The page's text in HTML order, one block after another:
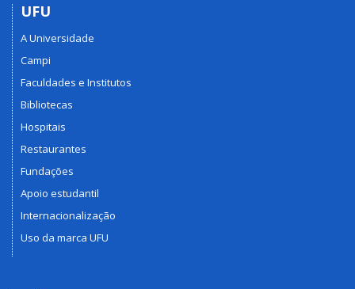
UFU
A Universidade
Campi
Faculdades e Institutos
Bibliotecas
Hospitais
Restaurantes
Fundações
Apoio estudantil
Internacionalização
Uso da marca UFU